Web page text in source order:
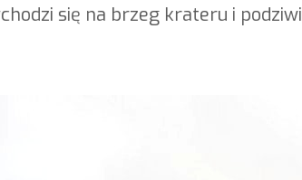
się na brzeg krateru i